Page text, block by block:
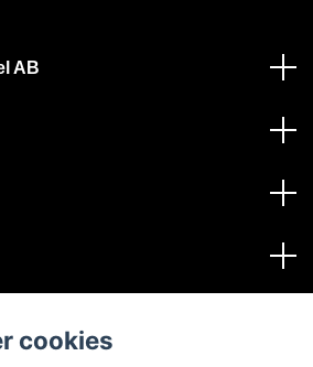
AB
cookies